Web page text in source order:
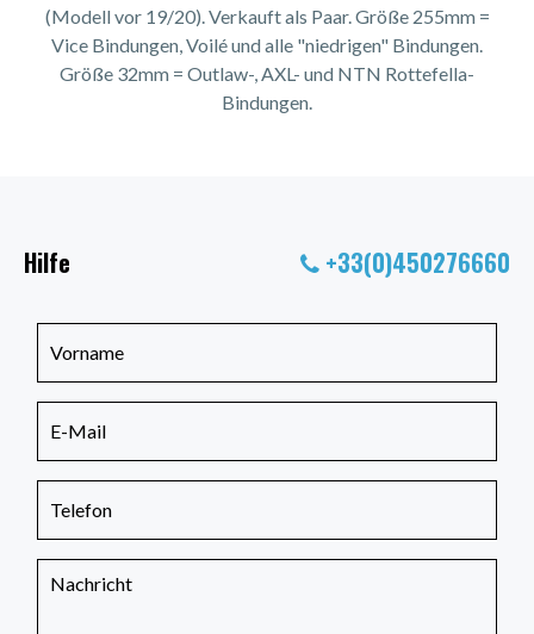
(Modell vor 19/20). Verkauft als Paar. Größe 255mm =
Vice Bindungen, Voilé und alle "niedrigen" Bindungen.
Größe 32mm = Outlaw-, AXL- und NTN Rottefella-
Bindungen.
Hilfe +33(0)450276660